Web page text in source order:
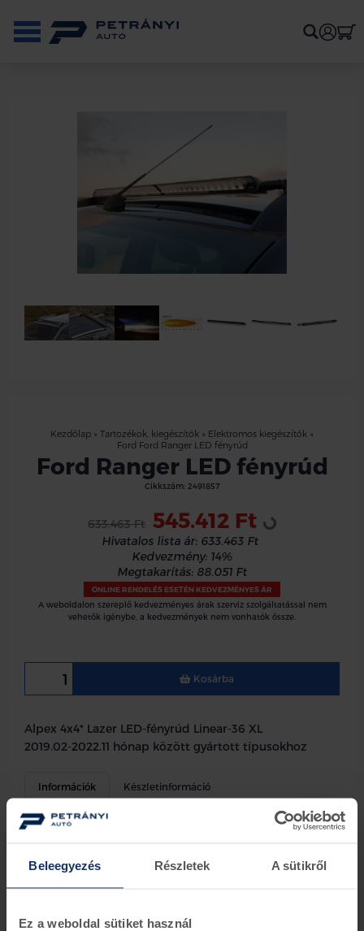
Beleegyezés Részletek A sütikről
Ez a weboldal sütiket használ
Kezdőlap » Tartozékok, kiegészítők » Elektromos kiegészítők »
Ford Ford Ranger LED fényrúd
Ford Ranger LED fényrúd
Cikkszám: 2491857
633.463 Ft 545.412 Ft Loading...
Hivatalos lista ár: 633.463 Ft
Kedvezmény: 14%
Megtakarítás: 88.051 Ft
ONLINE RENDELÉS ESETÉN KEDVEZMÉNYES ÁR
A weboldalon szereplő kedvezményes árak szerviz szolgáltatással nem
vehetők igénybe, a kedvezmények nem vonhatók össze.
Kosárba
Alpex 4x4* Lazer LED-fényrúd Linear-36 XL
2019.02-2022.11 hónap között gyártott típusokhoz
Információk Készletinformáció
Wildtrak, csak a Ford tetősínekkel kompatibilis
del, beszerelőkészlettel együtt
- A LED élettartama 50.000 óra